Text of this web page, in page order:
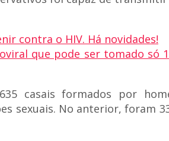
contra o HIV. Há novidades!
que pode ser tomado só
casais formados por
sexuais. No anterior, foram